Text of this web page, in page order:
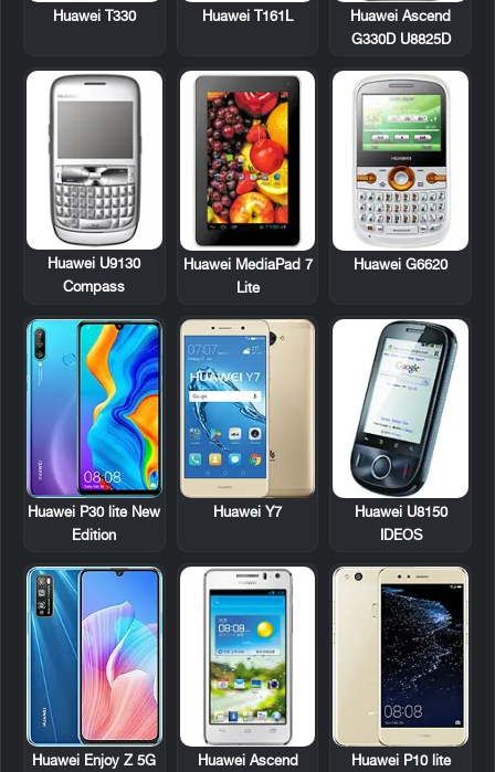
Huawei Ascend
G330D U8825D
Huawei T161L
Huawei T330
Huawei G6620
Huawei MediaPad 7
Lite
Huawei U9130
Compass
Huawei U8150
IDEOS
Huawei Y7
Huawei P30 lite New
Edition
Huawei P10 lite
Huawei Ascend
Huawei Enjoy Z 5G